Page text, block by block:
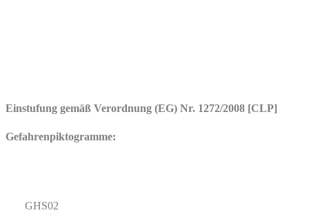
Einstufung gemäß Verordnung (EG) Nr. 1272/2008 [CLP]
Gefahrenpiktogramme:
GHS02